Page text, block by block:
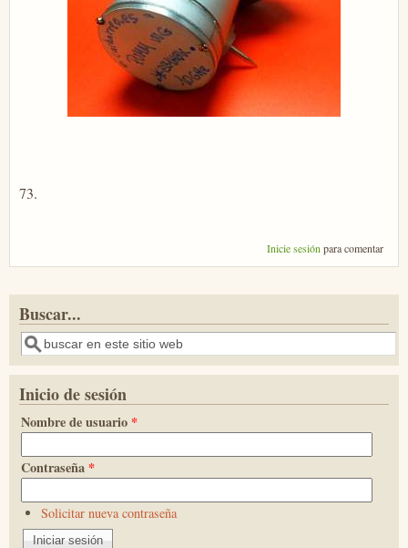
73.
Inicie sesión para comentar
Buscar...
Buscar
Inicio de sesión
Nombre de usuario *
Contraseña *
Solicitar nueva contraseña